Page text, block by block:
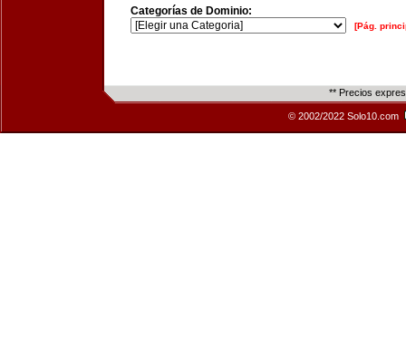
Categorías de Dominio:
[Pág.
** Precios
© 2002/2022 Solo10.com